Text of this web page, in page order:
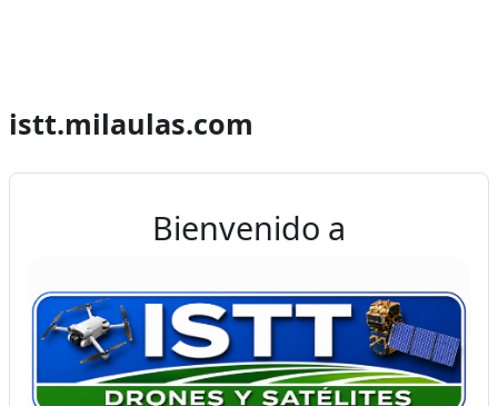
istt.milaulas.com
Bienvenido a